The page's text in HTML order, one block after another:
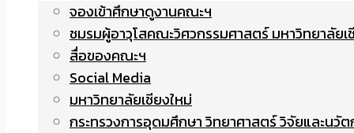
จองเข้าศึกษาดูงานคณะฯ
ชมรมผู้อาวุโสคณะวิศวกรรมศาสตร์ มหาวิทยาลัยเ
สื่อของคณะฯ
Social Media
มหาวิทยาลัยเชียงใหม่
กระทรวงการอุดมศึกษา วิทยาศาสตร์ วิจัยและนวั